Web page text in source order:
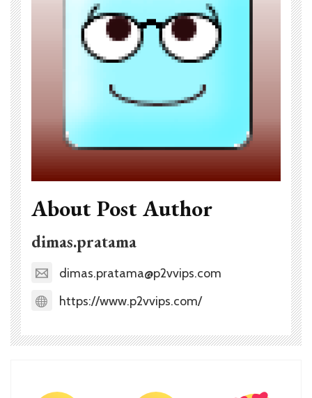
About Post Author
dimas.pratama
dimas.pratama@p2vvips.com
https://www.p2vvips.com/